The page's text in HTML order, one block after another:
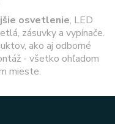
osvetlenie, LED
zásuvky a vypínače.
ako aj odborné
- všetko ohľadom
mieste.